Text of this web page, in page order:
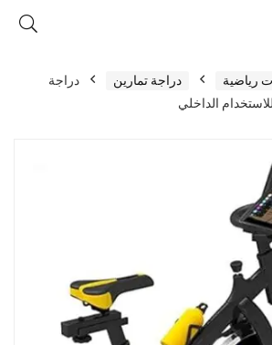
رياضية دراجة تمارين
دراجة
الداخلي